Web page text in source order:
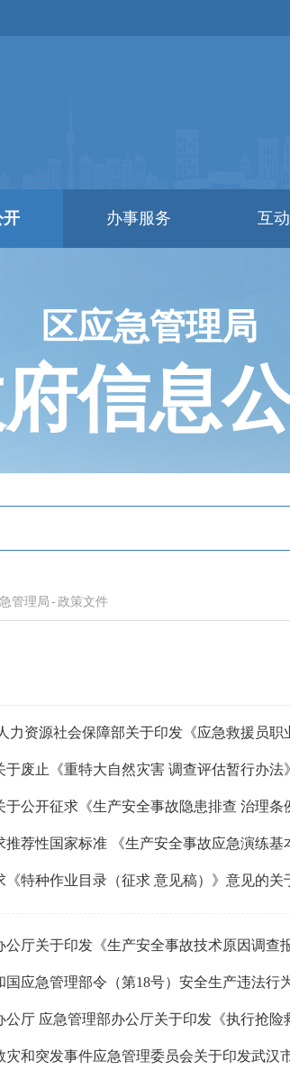
开 办事服务 互
区应急管理局
信息
管理局 - 政策文件
于废止《重特大自然灾害 调查评估暂行办法
国应急管理部令（第18号）安全生产违法行